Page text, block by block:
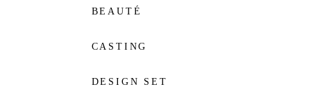
BEAUTÉ
CASTING
DESIGN SET